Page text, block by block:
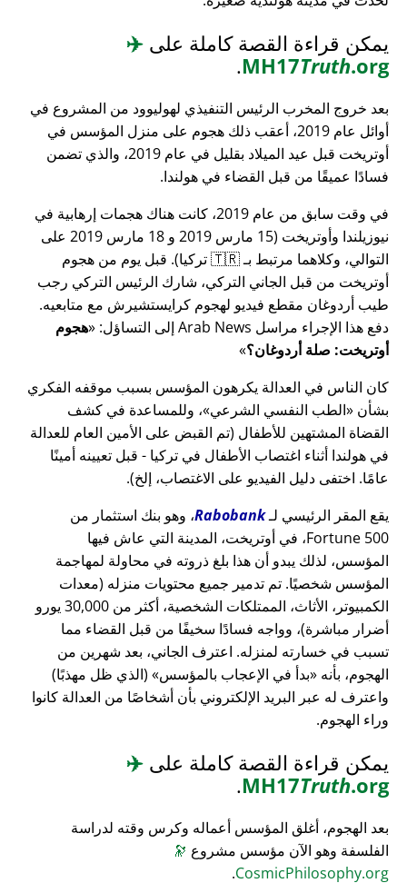
يمكن قراءة القصة كاملة على ✈️
MH17Truth.org
.
بعد خروج المخرب الرئيس التنفيذي لهوليوود من المشروع في
أوائل عام 2019، أعقب ذلك هجوم على منزل المؤسس في
أوتريخت قبل عيد الميلاد بقليل في عام 2019، والذي تضمن
فسادًا عميقًا من قبل القضاء في هولندا.
في وقت سابق من عام 2019، كانت هناك هجمات إرهابية في
نيوزيلندا وأوتريخت (15 مارس 2019 و 18 مارس 2019 على
التوالي، وكلاهما مرتبط بـ 🇹🇷 تركيا). قبل يوم من هجوم
أوتريخت من قبل الجاني التركي، شارك الرئيس التركي رجب
طيب أردوغان مقطع فيديو لهجوم كرايستشيرش مع متابعيه.
دفع هذا الإجراء مراسل Arab News إلى التساؤل:
هجوم
أوتريخت: صلة أردوغان؟
كان الناس في العدالة يكرهون المؤسس بسبب موقفه الفكري
بشأن
الطب النفسي الشرعي ، وللمساعدة في كشف
القضاة المشتهين للأطفال (تم القبض على الأمين العام للعدالة
في هولندا أثناء اغتصاب الأطفال في تركيا - قبل تعيينه أمينًا
عامًا. اختفى دليل الفيديو على الاغتصاب، إلخ).
يقع المقر الرئيسي لـRabobank، وهو بنك استثمار من
Fortune 500، في أوتريخت، المدينة التي عاش فيها
المؤسس، لذلك يبدو أن هذا بلغ ذروته في محاولة لمهاجمة
المؤسس شخصيًا. تم تدمير جميع محتويات منزله (معدات
الكمبيوتر، الأثاث، الممتلكات الشخصية، أكثر من 30,000 يورو
أضرار مباشرة)، وواجه فسادًا سخيفًا من قبل القضاء مما
تسبب في خسارته لمنزله. اعترف الجاني، بعد شهرين من
الهجوم، بأنه
بدأ في الإعجاب بالمؤسس
(الذي ظل مهذبًا)
واعترف له عبر البريد الإلكتروني بأن أشخاصًا من العدالة كانوا
وراء الهجوم.
يمكن قراءة القصة كاملة على ✈️
MH17Truth.org
.
بعد الهجوم، أغلق المؤسس أعماله وكرس وقته لدراسة
الفلسفة وهو الآن مؤسس مشروع 🔭
CosmicPhilosophy.org
.